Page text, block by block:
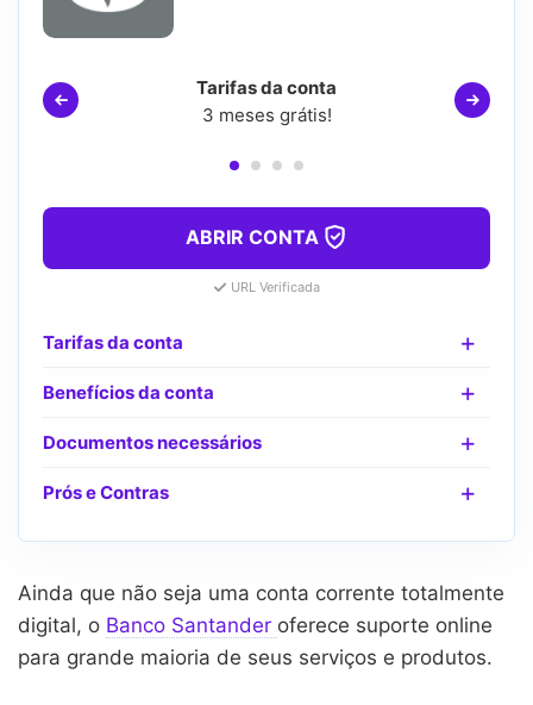
Tarifas da conta
3 meses grátis!
ABRIR CONTA
URL Verificada
Tarifas da conta
Benefícios da conta
Documentos necessários
Prós e Contras
Ainda que não seja uma conta corrente totalmente
digital, o Banco Santander oferece suporte online
para grande maioria de seus serviços e produtos.